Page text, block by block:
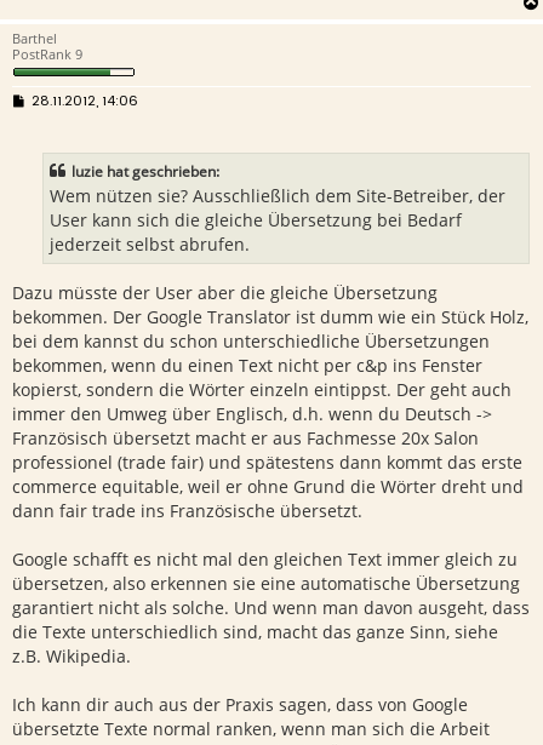
Barthel
PostRank 9
B28.11.2012, 14:06
luzie hat geschrieben:
Wem nützen sie? Ausschließlich dem Site-Betreiber, der
User kann sich die gleiche Übersetzung bei Bedarf
jederzeit selbst abrufen.
Dazu müsste der User aber die gleiche Übersetzung
bekommen. Der Google Translator ist dumm wie ein Stück Holz,
bei dem kannst du schon unterschiedliche Übersetzungen
bekommen, wenn du einen Text nicht per c&p ins Fenster
kopierst, sondern die Wörter einzeln eintippst. Der geht auch
immer den Umweg über Englisch, d.h. wenn du Deutsch ->
Französisch übersetzt macht er aus Fachmesse 20x Salon
professionel (trade fair) und spätestens dann kommt das erste
commerce equitable, weil er ohne Grund die Wörter dreht und
dann fair trade ins Französische übersetzt.
Google schafft es nicht mal den gleichen Text immer gleich zu
übersetzen, also erkennen sie eine automatische Übersetzung
garantiert nicht als solche. Und wenn man davon ausgeht, dass
die Texte unterschiedlich sind, macht das ganze Sinn, siehe
z.B. Wikipedia.
Ich kann dir auch aus der Praxis sagen, dass von Google
übersetzte Texte normal ranken, wenn man sich die Arbeit